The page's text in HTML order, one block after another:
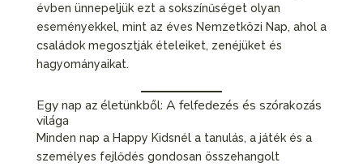
évben ünnepeljük ezt a sokszínűséget olyan
eseményekkel, mint az éves Nemzetközi Nap, ahol a
családok megosztják ételeiket, zenéjüket és
hagyományaikat.
Egy nap az életünkből: A felfedezés és szórakozás
világa
Minden nap a Happy Kidsnél a tanulás, a játék és a
személyes fejlődés gondosan összehangolt